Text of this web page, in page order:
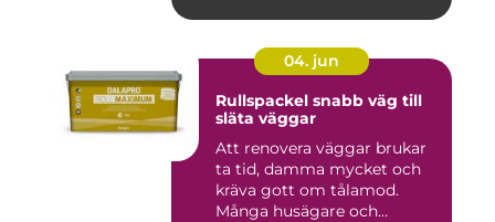
04. jun
Rullspackel snabb väg till
släta väggar
Att renovera väggar brukar
ta tid, damma mycket och
kräva gott om tålamod.
Många husägare och